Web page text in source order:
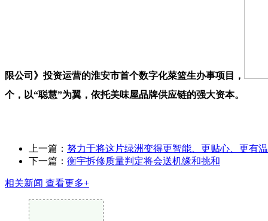
限公司》投资运营的淮安市首个数字化菜篮生办事项目，
个，以“聪慧”为翼，依托美味屋品牌供应链的强大资本。
上一篇： 努力于将这片绿洲变得更智能、更贴心、更有温
下一篇： 衡宇拆修质量判定将会送机缘和挑和
相关新闻 查看更多+